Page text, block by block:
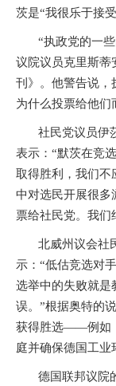
茨是“我很乐于接
“执政党的一
议院议员克里斯蒂
刊》。他警告说，
为什么投票给他们
社民党议员伊
表示：“默茨在竞
取得胜利，我们不
中对选民开展很多
票给社民党。我们
北威州议会社
示：“低估竞选对
选举中的失败就是
误。”根据奥特的
获得胜选——例如
庭并确保德国工业
德国联邦议院